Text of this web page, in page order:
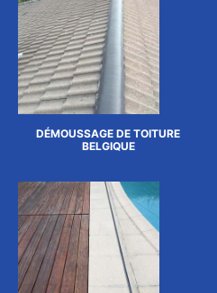
DÉMOUSSAGE DE TOITURE
BELGIQUE